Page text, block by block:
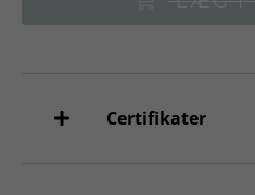
Certifikater